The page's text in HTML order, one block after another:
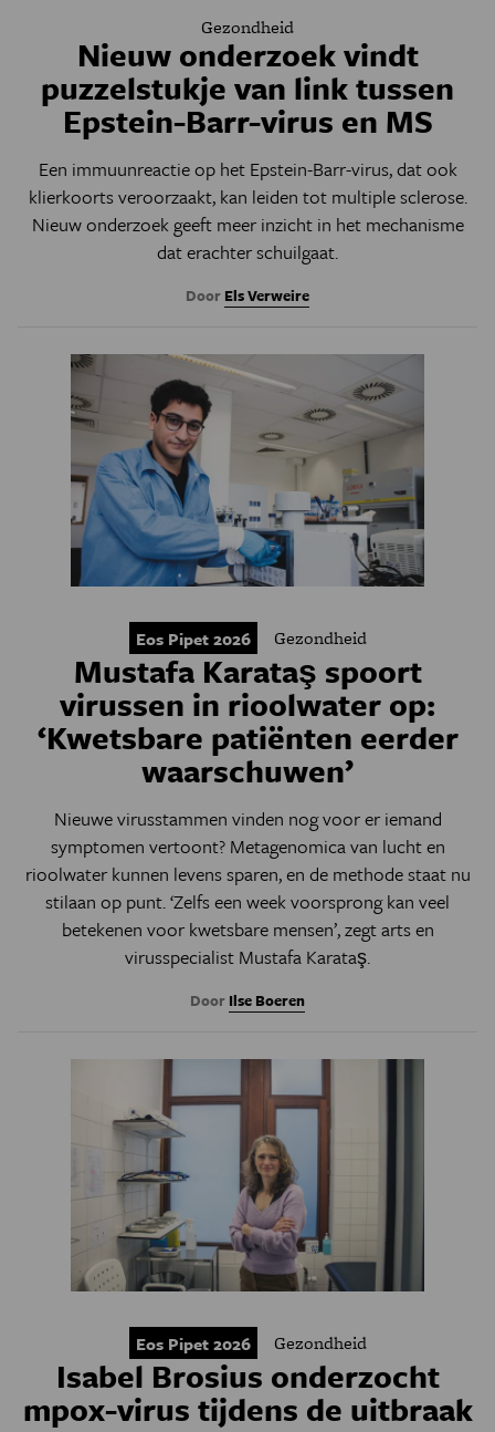
Gezondheid
Nieuw onderzoek vindt
puzzelstukje van link tussen
Epstein-Barr-virus en MS
Een immuunreactie op het Epstein-Barr-virus, dat ook
klierkoorts veroorzaakt, kan leiden tot multiple sclerose.
Nieuw onderzoek geeft meer inzicht in het mechanisme
dat erachter schuilgaat.
Door Els Verweire
Eos Pipet 2026 Gezondheid
Mustafa Karataş spoort
virussen in rioolwater op:
‘Kwetsbare patiënten eerder
waarschuwen’
Nieuwe virusstammen vinden nog voor er iemand
symptomen vertoont? Metagenomica van lucht en
rioolwater kunnen levens sparen, en de methode staat nu
stilaan op punt. ‘Zelfs een week voorsprong kan veel
betekenen voor kwetsbare mensen’, zegt arts en
virusspecialist Mustafa Karataş.
Door Ilse Boeren
Eos Pipet 2026 Gezondheid
Isabel Brosius onderzocht
mpox-virus tijdens de uitbraak